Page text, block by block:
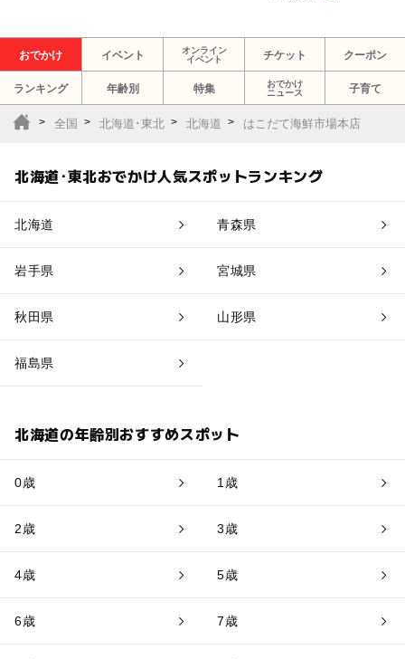
おでかけ イベント
オンライン
イベント
チケット クーポン
ランキング 年齢別 特集
おでかけ
ニュース
子育て
全国 北海道･東北 北海道 はこだて海鮮市場本店
北海道･東北おでかけ人気スポットランキング
北海道 青森県
岩手県 宮城県
秋田県 山形県
福島県
北海道の年齢別おすすめスポット
0歳 1歳
2歳 3歳
4歳 5歳
6歳 7歳